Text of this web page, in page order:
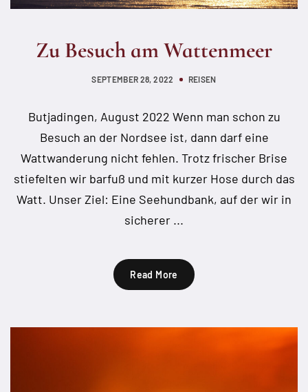
Zu Besuch am Wattenmeer
SEPTEMBER 28, 2022 REISEN
Butjadingen, August 2022 Wenn man schon zu
Besuch an der Nordsee ist, dann darf eine
Wattwanderung nicht fehlen. Trotz frischer Brise
stiefelten wir barfuß und mit kurzer Hose durch das
Watt. Unser Ziel: Eine Seehundbank, auf der wir in
sicherer ...
Read More